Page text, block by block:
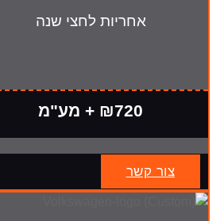
אחריות לחצי שנה
₪720 + מע"מ
צור קשר